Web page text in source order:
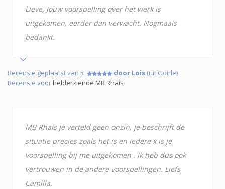
Lieve, Jouw voorspelling over het werk is
uitgekomen, eerder dan verwacht. Nogmaals
bedankt.
Recensie geplaatst van 5 door Lois (uit Goirle)
Recensie voorhelderziende MB Rhais
MB Rhais je verteld geen onzin, je beschrijft de
situatie precies zoals het is en iedere x is je
voorspelling bij me uitgekomen . Ik heb dus ook
vertrouwen in de andere voorspellingen. Liefs
Camilla.